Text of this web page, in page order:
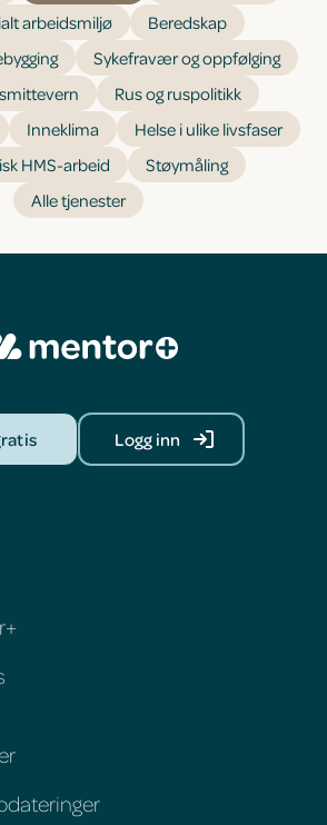
arbeidsmiljø
Beredskap
Sykefravær og oppfølging
Rus og ruspolitikk
Inneklima
Helse i ulike livsfaser
HMS-arbeid
Støymåling
Alle tjenester
Logg inn